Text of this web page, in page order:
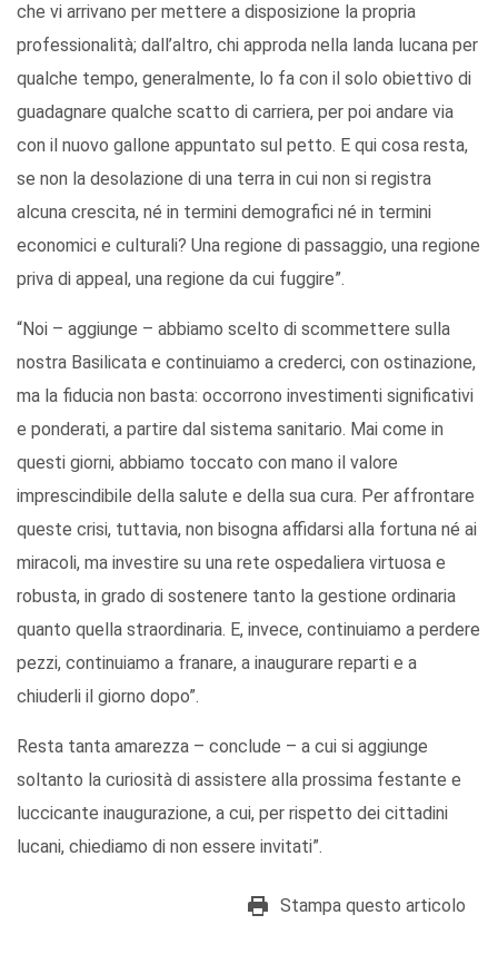
che vi arrivano per mettere a disposizione la propria
professionalità; dall’altro, chi approda nella landa lucana per
qualche tempo, generalmente, lo fa con il solo obiettivo di
guadagnare qualche scatto di carriera, per poi andare via
con il nuovo gallone appuntato sul petto. E qui cosa resta,
se non la desolazione di una terra in cui non si registra
alcuna crescita, né in termini demografici né in termini
economici e culturali? Una regione di passaggio, una regione
priva di appeal, una regione da cui fuggire”.
“Noi – aggiunge – abbiamo scelto di scommettere sulla
nostra Basilicata e continuiamo a crederci, con ostinazione,
ma la fiducia non basta: occorrono investimenti significativi
e ponderati, a partire dal sistema sanitario. Mai come in
questi giorni, abbiamo toccato con mano il valore
imprescindibile della salute e della sua cura. Per affrontare
queste crisi, tuttavia, non bisogna affidarsi alla fortuna né ai
miracoli, ma investire su una rete ospedaliera virtuosa e
robusta, in grado di sostenere tanto la gestione ordinaria
quanto quella straordinaria. E, invece, continuiamo a perdere
pezzi, continuiamo a franare, a inaugurare reparti e a
chiuderli il giorno dopo”.
Resta tanta amarezza – conclude – a cui si aggiunge
soltanto la curiosità di assistere alla prossima festante e
luccicante inaugurazione, a cui, per rispetto dei cittadini
lucani, chiediamo di non essere invitati”.
Stampa questo articolo